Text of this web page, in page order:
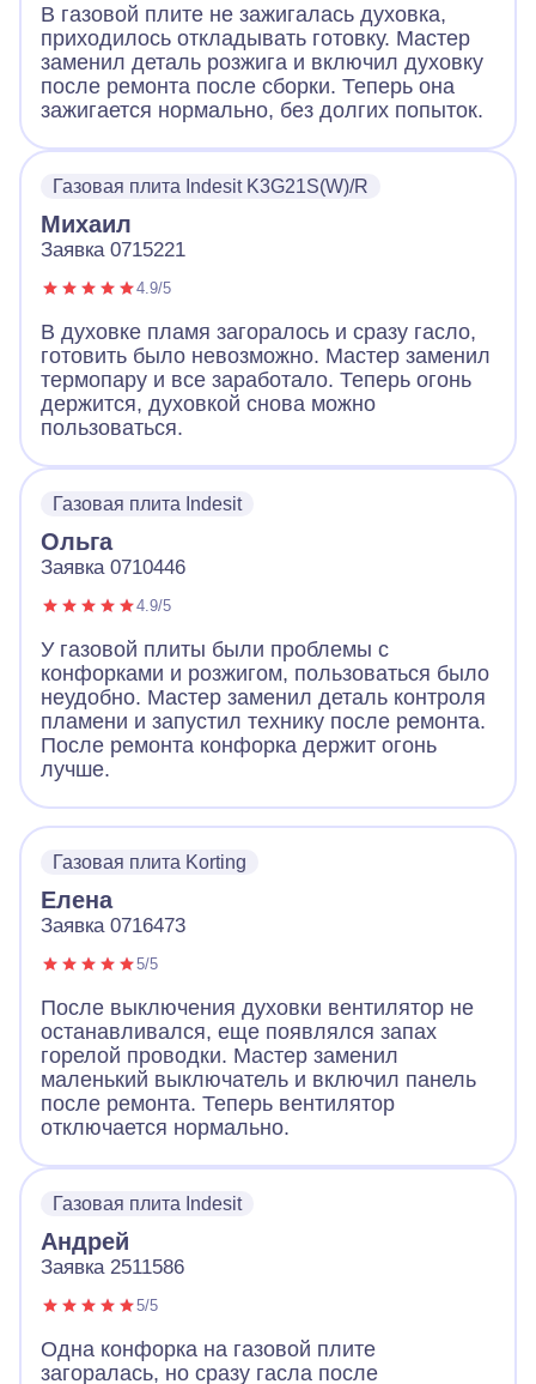
В газовой плите не зажигалась духовка,
приходилось откладывать готовку. Мастер
заменил деталь розжига и включил духовку
после ремонта после сборки. Теперь она
зажигается нормально, без долгих попыток.
Газовая плита Indesit K3G21S(W)/R
Михаил
Заявка 0715221
4.9/5
В духовке пламя загоралось и сразу гасло,
готовить было невозможно. Мастер заменил
термопару и все заработало. Теперь огонь
держится, духовкой снова можно
пользоваться.
Газовая плита Indesit
Ольга
Заявка 0710446
4.9/5
У газовой плиты были проблемы с
конфорками и розжигом, пользоваться было
неудобно. Мастер заменил деталь контроля
пламени и запустил технику после ремонта.
После ремонта конфорка держит огонь
лучше.
Газовая плита Korting
Елена
Заявка 0716473
5/5
После выключения духовки вентилятор не
останавливался, еще появлялся запах
горелой проводки. Мастер заменил
маленький выключатель и включил панель
после ремонта. Теперь вентилятор
отключается нормально.
Газовая плита Indesit
Андрей
Заявка 2511586
5/5
Одна конфорка на газовой плите
загоралась, но сразу гасла после